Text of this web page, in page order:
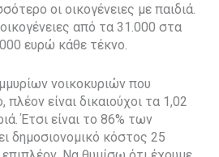
οι οικογένειες με παιδιά.
από τα 31.000 στα
ευρώ κάθε τέκνο.
νοικοκυριών που
πλέον είναι δικαιούχοι τα 1,02
Έτσι είναι το 86% των
δημοσιονομικό κόστος 25